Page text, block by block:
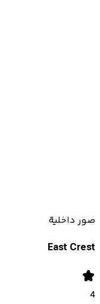
صور داخلية
East Crest
4